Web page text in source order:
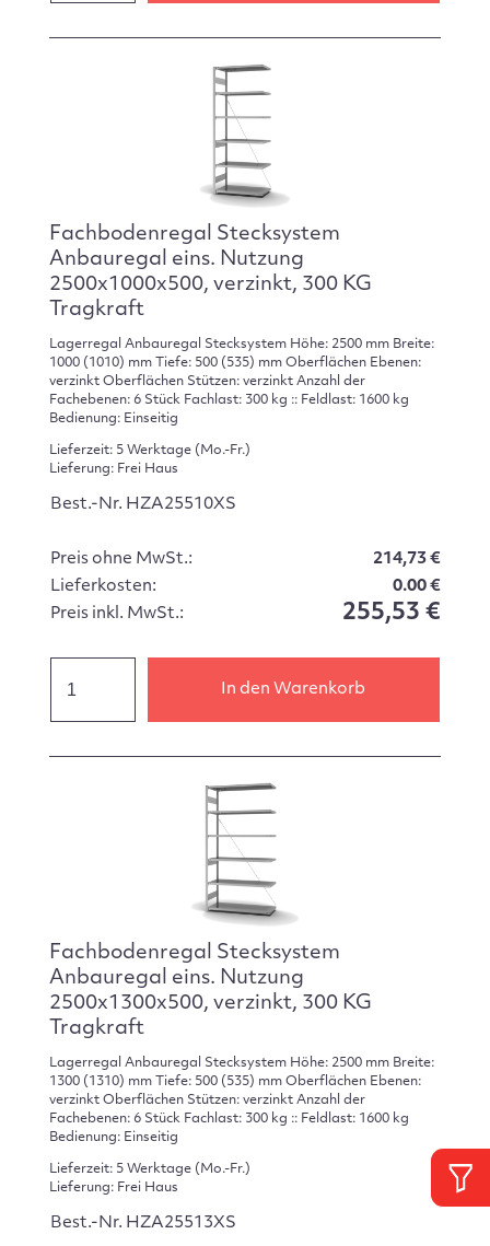
Fachbodenregal Stecksystem
Anbauregal eins. Nutzung
2500x1000x500, verzinkt, 300 KG
Tragkraft
Lagerregal Anbauregal Stecksystem Höhe: 2500 mm Breite:
1000 (1010) mm Tiefe: 500 (535) mm Oberflächen Ebenen:
verzinkt Oberflächen Stützen: verzinkt Anzahl der
Fachebenen: 6 Stück Fachlast: 300 kg :: Feldlast: 1600 kg
Bedienung: Einseitig
Lieferzeit: 5 Werktage (Mo.-Fr.)
Lieferung: Frei Haus
Best.-Nr. HZA25510XS
Preis ohne MwSt.:
214,73 €
Lieferkosten:
0.00 €
Preis inkl. MwSt.:
255,53 €
In den Warenkorb
Fachbodenregal Stecksystem
Anbauregal eins. Nutzung
2500x1300x500, verzinkt, 300 KG
Tragkraft
Lagerregal Anbauregal Stecksystem Höhe: 2500 mm Breite:
1300 (1310) mm Tiefe: 500 (535) mm Oberflächen Ebenen:
verzinkt Oberflächen Stützen: verzinkt Anzahl der
Fachebenen: 6 Stück Fachlast: 300 kg :: Feldlast: 1600 kg
Bedienung: Einseitig
Lieferzeit: 5 Werktage (Mo.-Fr.)
Lieferung: Frei Haus
Best.-Nr. HZA25513XS